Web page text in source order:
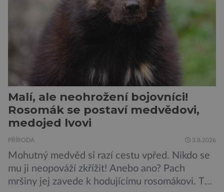
plaché živočichy. Velikostně […]
Malí, ale neohrožení bojovníci!
Rosomák se postaví medvědovi,
medojed lvovi
PŘÍRODA 3.8.2026
Mohutný medvěd si razí cestu vpřed. Nikdo se
mu ji neopováží zkřížit! Anebo ano? Pach
mršiny jej zavede k hodujícímu rosomákovi. Ten